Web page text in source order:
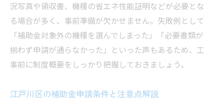
況写真や領収書、機種の省エネ性能証明などが必要とな
る場合が多く、事前準備が欠かせません。失敗例として
「補助金対象外の機種を選んでしまった」「必要書類が
揃わず申請が通らなかった」といった声もあるため、工
事前に制度概要をしっかり把握しておきましょう。
江戸川区の補助金申請条件と注意点解説